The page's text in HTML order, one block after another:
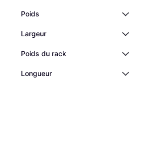
Poids
Largeur
Poids du rack
Longueur